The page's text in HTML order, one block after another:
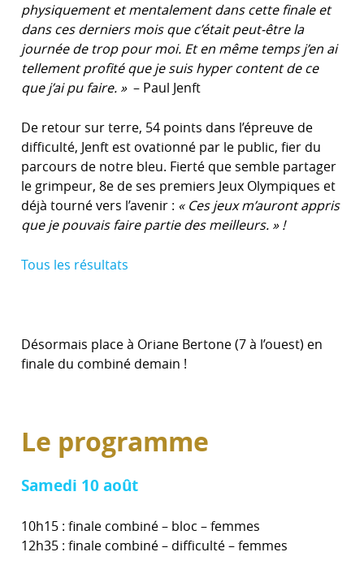
physiquement et mentalement dans cette finale et
dans ces derniers mois que c’était peut-être la
journée de trop pour moi. Et en même temps j’en ai
tellement profité que je suis hyper content de ce
que j’ai pu faire. »– Paul Jenft
De retour sur terre, 54 points dans l’épreuve de
difficulté, Jenft est ovationné par le public, fier du
parcours de notre bleu. Fierté que semble partager
le grimpeur, 8e de ses premiers Jeux Olympiques et
déjà tourné vers l’avenir : « Ces jeux m’auront appris
que je pouvais faire partie des meilleurs. » !
Tous les résultats
Désormais place à Oriane Bertone (7 à l’ouest) en
finale du combiné demain !
Le programme
Samedi 10 août
10h15 : finale combiné – bloc – femmes
12h35 : finale combiné – difficulté – femmes